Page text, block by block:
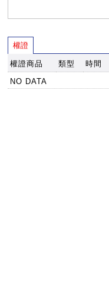
權證
權證商品 類型 時間
NO DATA